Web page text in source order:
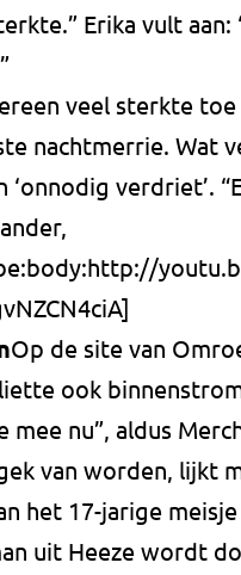
Erika vult
veel sterkte
nachtmerrie. Wat
‘onnodig verdriet’.
Op de site van
ook
nu”, aldus
van worden, lijkt
het 17-jarige
uit Heeze wordt